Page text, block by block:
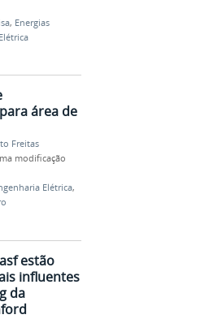
, Energias
área de
Freitas
modificação
Elétrica,
estão
influentes
da